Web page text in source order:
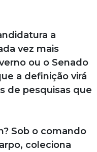
a
vez mais
ou o Senado
a definição virá
de pesquisas que
Sob o comando
coleciona